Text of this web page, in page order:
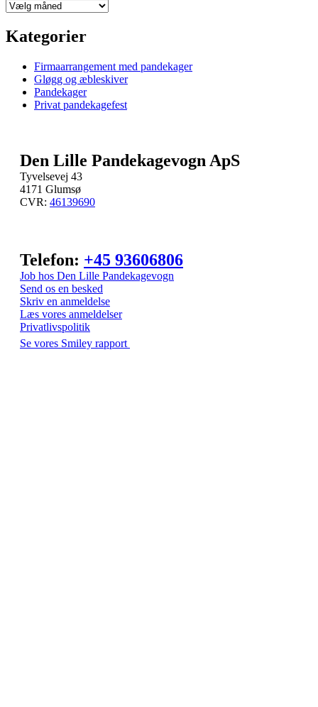
Kategorier
Firmaarrangement med pandekager
Gløgg og æbleskiver
Pandekager
Privat pandekagefest
Den Lille Pandekagevogn ApS
Tyvelsevej 43
4171 Glumsø
CVR: 46139690
Telefon: +45 93606806
Job hos Den Lille Pandekagevogn
Send os en besked
Skriv en anmeldelse
Læs vores anmeldelser
Privatlivspolitik
Se vores Smiley rapport